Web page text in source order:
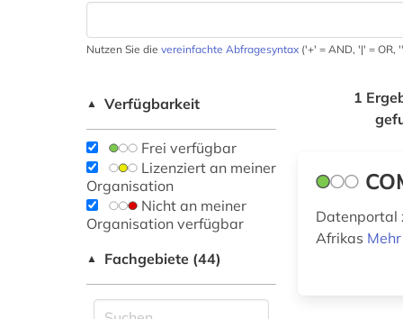
Nutzen Sie die vereinfachte Abfragesyntax ('+' = AND, '|' = OR,
▲ Verfügbarkeit
Frei verfügbar
Lizenziert an meiner
Organisation
Nicht an meiner
Organisation verfügbar
▲ Fachgebiete (44)
1
Datenportal
Afrikas